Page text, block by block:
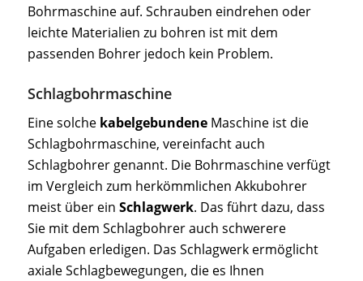
Bohrmaschine auf. Schrauben eindrehen oder
leichte Materialien zu bohren ist mit dem
passenden Bohrer jedoch kein Problem.
Schlagbohrmaschine
Eine solche kabelgebundeneMaschine ist die
Schlagbohrmaschine, vereinfacht auch
Schlagbohrer genannt. Die Bohrmaschine verfügt
im Vergleich zum herkömmlichen Akkubohrer
meist über ein Schlagwerk. Das führt dazu, dass
Sie mit dem Schlagbohrer auch schwerere
Aufgaben erledigen. Das Schlagwerk ermöglicht
axiale Schlagbewegungen, die es Ihnen